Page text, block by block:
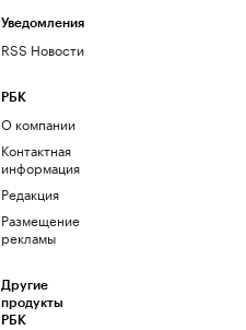
Уведомления
RSS Новости
РБК
О компании
Контактная
информация
Редакция
Размещение
рекламы
Другие
продукты
РБК